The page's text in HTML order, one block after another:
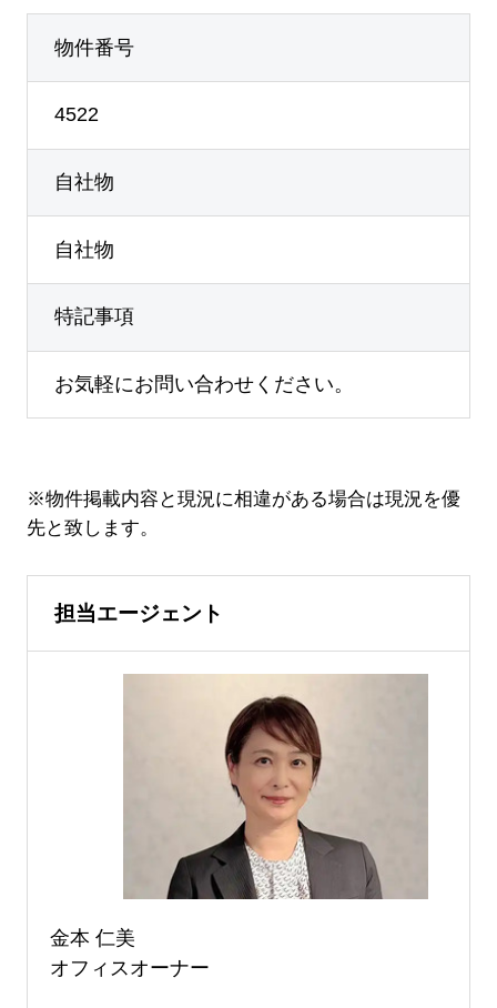
物件番号
4522
自社物
自社物
特記事項
お気軽にお問い合わせください。
※物件掲載内容と現況に相違がある場合は現況を優
先と致します。
担当エージェント
金本 仁美
オフィスオーナー